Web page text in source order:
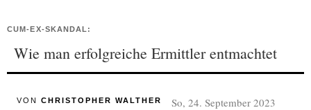
CUM-EX-SKANDAL:
Wie man erfolgreiche Ermittler entmachtet
VON CHRISTOPHER WALTHER So, 24. September 2023